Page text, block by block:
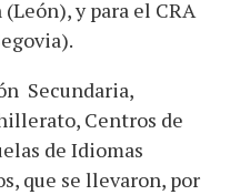
y para el CRA
Secundaria,
Centros de
de Idiomas
que se llevaron, por